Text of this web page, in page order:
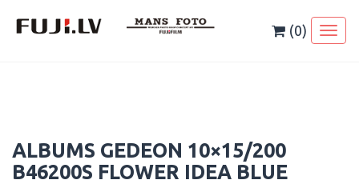
(0)
ALBUMS GEDEON 10×15/200
B46200S FLOWER IDEA BLUE